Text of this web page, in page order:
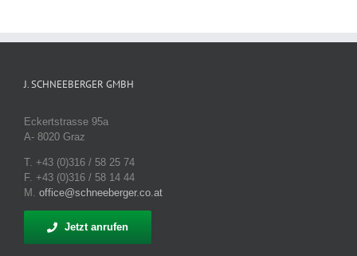
J. SCHNEEBERGER GMBH
Eckertstrasse 95a
A- 8020 Graz
T. +43 (0)316 / 58 25 74
F. +43 (0)316 / 58 14 44
M. office@schneeberger.co.at
Jetzt anrufen